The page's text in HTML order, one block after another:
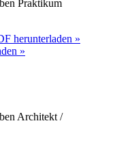
Praktikum
herunterladen »
»
Architekt /